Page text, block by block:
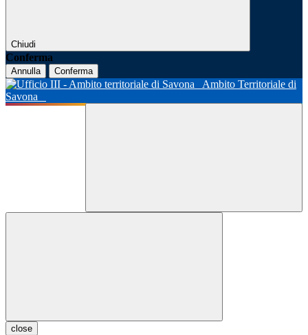
Chiudi
Conferma
Annulla Conferma
Ambito Territoriale di
Savona
close